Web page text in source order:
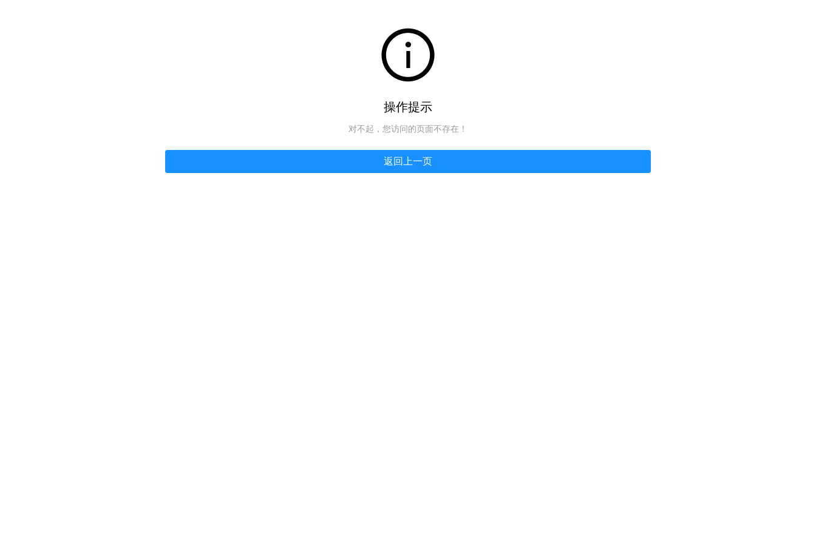
操作提示
对不起，您访问的页面不存在！
返回上一页